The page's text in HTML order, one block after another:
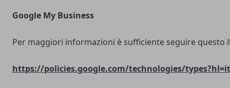
Google My Business
Per maggiori informazioni è sufficiente seguire questo
https://policies.google.com/technologies/types?hl=it